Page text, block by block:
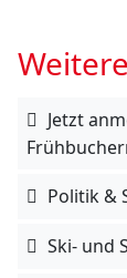
Jetzt
Politik &
Ski- und